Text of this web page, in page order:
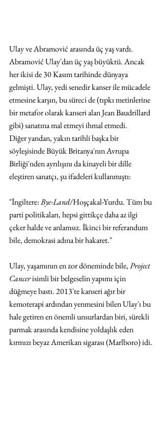
Ulay ve Abramović arasında üç yaş vardı.
Abramović Ulay'dan üç yaş büyüktü. Ancak
her ikisi de 30 Kasım tarihinde dünyaya
gelmişti. Ulay, yedi senedir kanser ile mücadele
etmesine karşın, bu süreci de (tıpkı metinlerine
bir metafor olarak kanseri alan Jean Baudrillard
gibi) sanatına mal etmeyi ihmal etmedi.
Diğer yandan, yakın tarihli başka bir
söyleşisinde Büyük Britanya'nın Avrupa
Birliği'nden ayrılışını da kinayeli bir dille
eleştiren sanatçı, şu ifadeleri kullanmıştı:
"İngiltere: Bye-Land/Hoşçakal-Yurdu. Tüm bu
parti politikaları, hepsi gittikçe daha az ilgi
çeker halde ve anlamsız. İkinci bir referandum
bile, demokrasi adına bir hakaret."
Ulay, yaşamının en zor döneminde bile, Project
Cancer isimli bir belgeselin yapımı için
düğmeye bastı. 2013'te kanseri ağır bir
kemoterapi ardından yenmesini bilen Ulay'ı bu
hale getiren en önemli unsurlardan biri, sürekli
parmak arasında kendisine yoldaşlık eden
kırmızı beyaz Amerikan sigarası (Marlboro) idi.